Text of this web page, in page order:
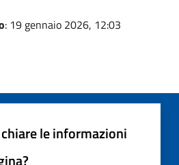
: 19 gennaio 2026, 12:03
le informazioni